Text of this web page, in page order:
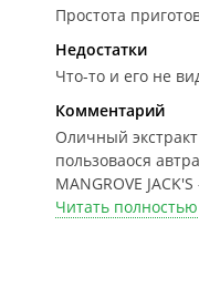
Простота
Недостатки
Что-то и его не
Комментарий
Оличный экстракт
пользоваося
MANGROVE JACK'S -
упаковка (не
Читать полностью